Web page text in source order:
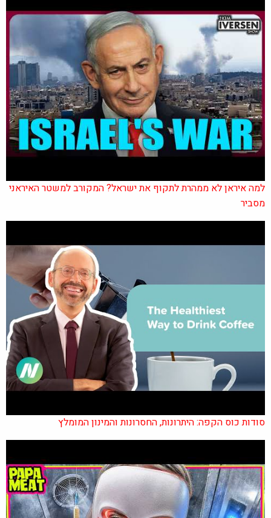
למה איראן לא ממהרת לתקוף את ישראל? המקורב למשטר האיראני
מסביר
סודות כוס הקפה: היתרונות, החסרונות והמינון המומלץ